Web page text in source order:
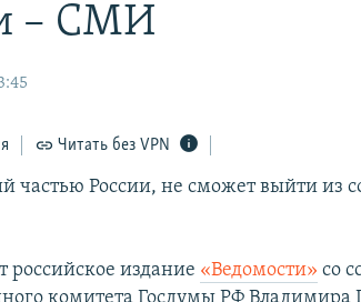
– СМИ
Читать без VPN
частью России, не сможет выйти из
российское издание «Ведомости» со